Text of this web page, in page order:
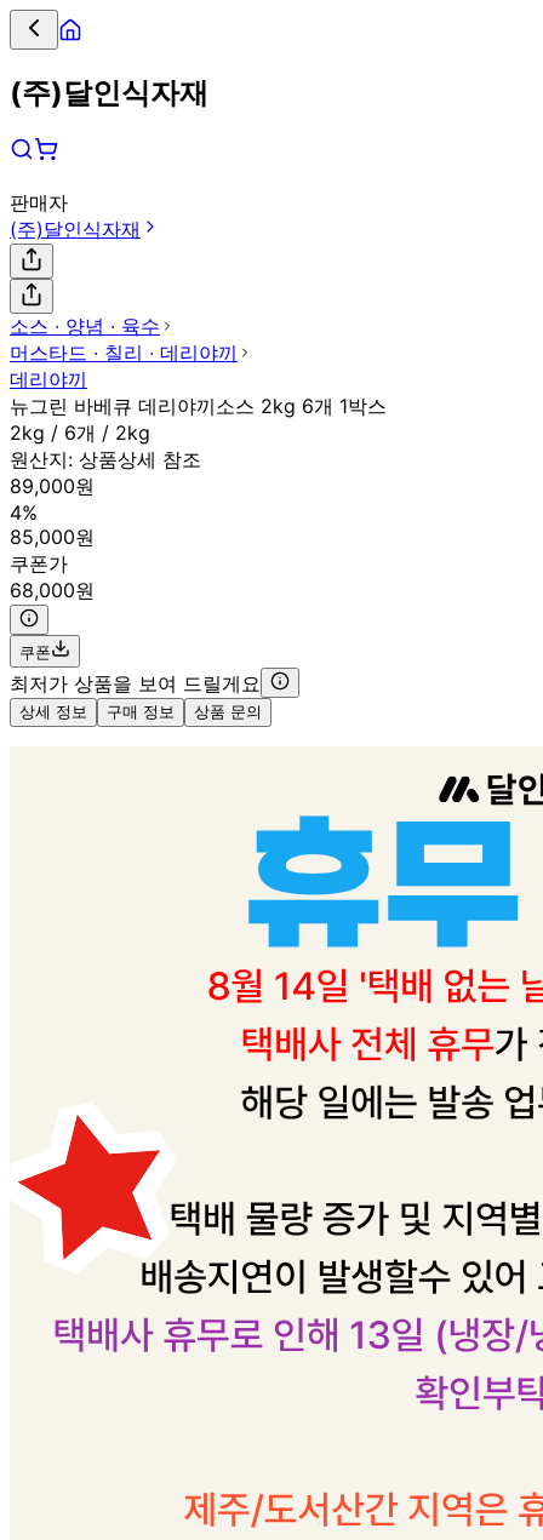
(주)달인식자재
판매자
(주)달인식자재
소스 ∙ 양념 ∙ 육수
머스타드 ∙ 칠리 ∙ 데리야끼
데리야끼
뉴그린 바베큐 데리야끼소스 2kg 6개 1박스
2kg / 6개 / 2kg
원산지: 상품상세 참조
89,000원
4%
85,000원
쿠폰가
68,000원
쿠폰
최저가 상품을 보여 드릴게요
상세 정보 구매 정보 상품 문의